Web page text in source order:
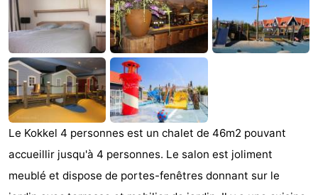
-
Buitenheem
-
De
Oase
-
Duinoord
-
Ginsterveld
Julianahoeve
-
Le Kokkel 4 personnes est un chalet de 46m2 pouvant
accueillir jusqu'à 4 personnes. Le salon est joliment
meublé et dispose de portes-fenêtres donnant sur le